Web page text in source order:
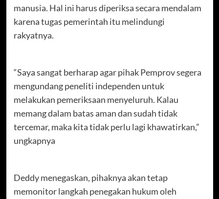
manusia. Hal ini harus diperiksa secara mendalam
karena tugas pemerintah itu melindungi
rakyatnya.
“Saya sangat berharap agar pihak Pemprov segera
mengundang peneliti independen untuk
melakukan pemeriksaan menyeluruh. Kalau
memang dalam batas aman dan sudah tidak
tercemar, maka kita tidak perlu lagi khawatirkan,”
ungkapnya
Deddy menegaskan, pihaknya akan tetap
memonitor langkah penegakan hukum oleh